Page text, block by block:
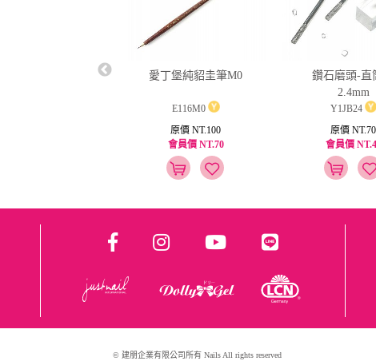
愛丁堡純貂圭筆M0
E116M0
原價 NT.100
會員價 NT.70
鑽石磨頭-直
2.4mm
Y1JB24
原價 NT.70
會員價
© 建朋企業有限公司所有 Nails All rights reserved